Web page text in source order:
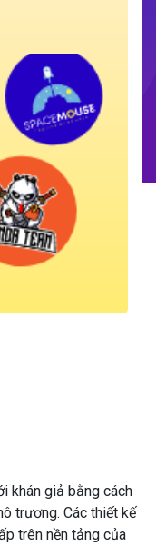
khán giả bằng cách
trương. Các thiết kế
trên nền tảng của